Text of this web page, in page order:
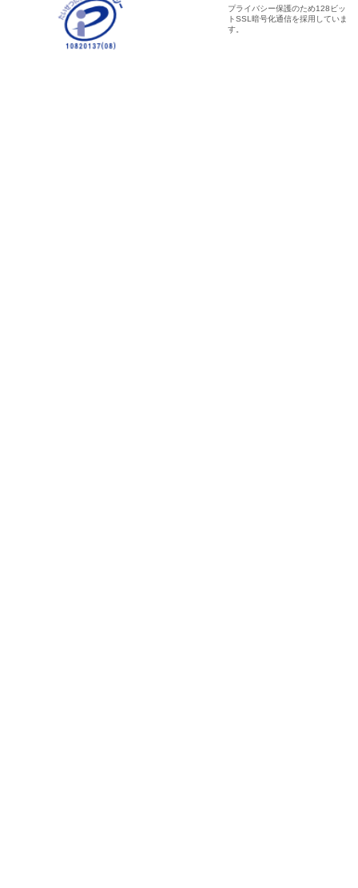
プライバシー保護のため128ビッ
トSSL暗号化通信を採用していま
す。